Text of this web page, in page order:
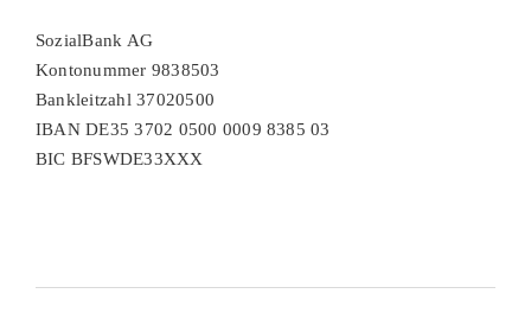
SozialBank AG
Kontonummer 9838503
Bankleitzahl 37020500
IBAN DE35 3702 0500 0009 8385 03
BIC BFSWDE33XXX